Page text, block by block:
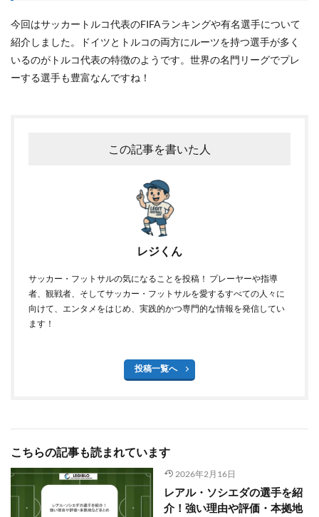
今回はサッカートルコ代表のFIFAランキングや有名選手について
紹介しました。ドイツとトルコの両方にルーツを持つ選手が多く
いるのがトルコ代表の特徴のようです。世界の名門リーグでプレ
ーする選手も豊富なんですね！
この記事を書いた人
レジくん
サッカー・フットサルの気になることを投稿！ プレーヤーや指導
者、観戦者、そしてサッカー・フットサルを愛するすべての人々に
向けて、エンタメをはじめ、実践的かつ専門的な情報を発信してい
ます！
投稿一覧へ
こちらの記事も読まれています
2026年2月16日
レアル・ソシエダの選手を紹
介！強い理由や評価・本拠地